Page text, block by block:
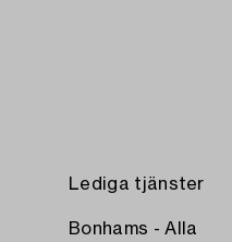
Lediga tjänster
Bonhams - Alla